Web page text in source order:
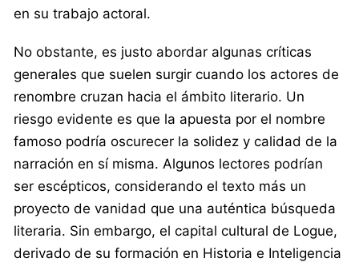
en su trabajo actoral.
No obstante, es justo abordar algunas críticas
generales que suelen surgir cuando los actores de
renombre cruzan hacia el ámbito literario. Un
riesgo evidente es que la apuesta por el nombre
famoso podría oscurecer la solidez y calidad de la
narración en sí misma. Algunos lectores podrían
ser escépticos, considerando el texto más un
proyecto de vanidad que una auténtica búsqueda
literaria. Sin embargo, el capital cultural de Logue,
derivado de su formación en Historia e Inteligencia